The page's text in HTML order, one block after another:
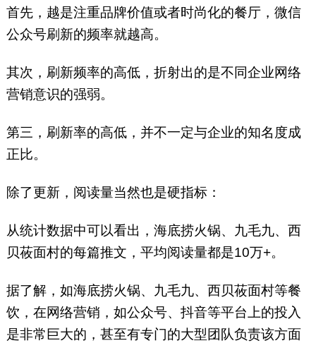
首先，越是注重品牌价值或者时尚化的餐厅，微信
公众号刷新的频率就越高。
其次，刷新频率的高低，折射出的是不同企业网络
营销意识的强弱。
第三，刷新率的高低，并不一定与企业的知名度成
正比。
除了更新，阅读量当然也是硬指标：
从统计数据中可以看出，海底捞火锅、九毛九、西
贝莜面村的每篇推文，平均阅读量都是10万+。
据了解，如海底捞火锅、九毛九、西贝莜面村等餐
饮，在网络营销，如公众号、抖音等平台上的投入
是非常巨大的，甚至有专门的大型团队负责该方面